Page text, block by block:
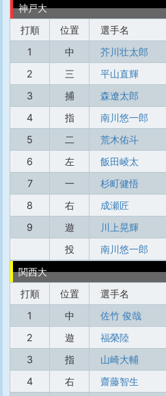
神戸大
打順
位置 選手名
1
中 芥川壮太郎
2
三 平山直輝
3
捕 森遼太郎
4
指 南川悠一郎
5
二 荒木佑斗
6
左 飯田崚太
7
一 杉町健悟
8
右 成瀬匠
9
遊 川上晃輝
投
南川悠一郎
関西大
打順
位置 選手名
1
中 佐竹 俊哉
2
遊 福榮陸
3
指 山崎大輔
4
右 齋藤智生